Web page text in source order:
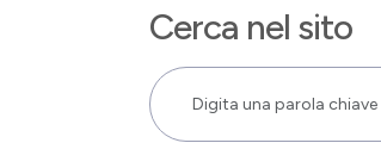
Cerca nel sito